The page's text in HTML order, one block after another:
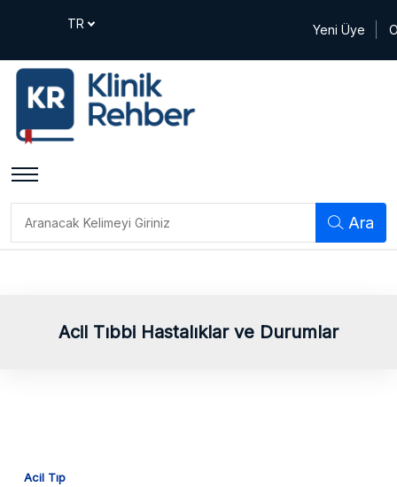
Yeni Üye
Ara
Acil Tıbbi Hastalıklar ve Durumlar
Acil Tıp